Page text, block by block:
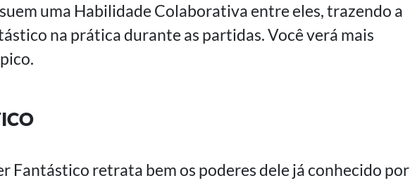
uma Habilidade Colaborativa entre eles, trazendo a
na prática durante as partidas. Você verá mais
Fantástico retrata bem os poderes dele já conhecido por